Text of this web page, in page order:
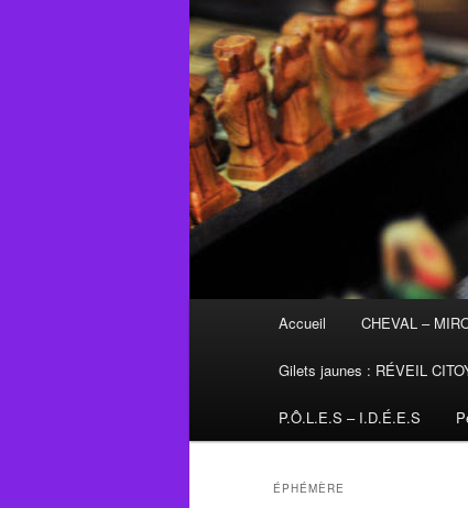
Accueil CHEVAL –
Gilets jaunes : RÉVEIL
P.Ô.L.E.S – I.D.É.E.S
ÉPHÉMÈRE